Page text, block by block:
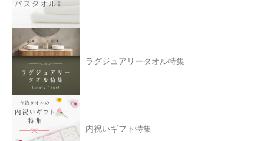
ラグジュアリータオル特集
内祝いギフト特集